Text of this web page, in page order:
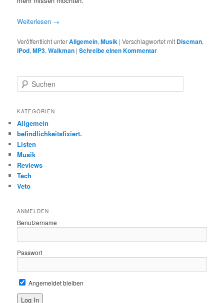
Weiterlesen →
Veröffentlicht unterAllgemein,Musik |Verschlagwortet mit Discman,
iPod,MP3,Walkman |Schreibe einen Kommentar
u
h
n
KATEGORIEN
Allgemein
befindlichkeitsfixiert.
Listen
Musik
Reviews
Tech
Veto
ANMELDEN
Benutzername
Passwort
Angemeldet bleiben